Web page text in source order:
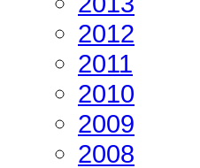
2012
2011
2010
2009
2008